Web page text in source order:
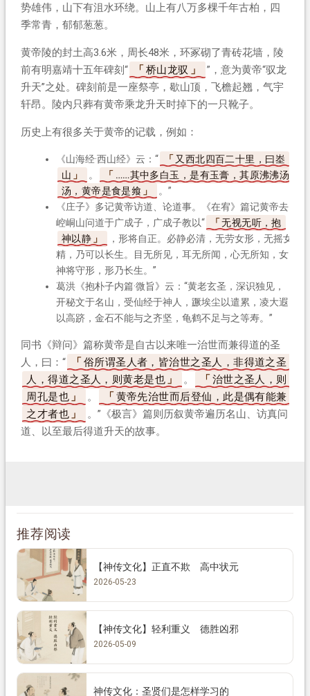
势雄伟，山下有沮水环绕。山上有八万多棵千年古柏，四
季常青，郁郁葱葱。
黄帝陵的封土高3.6米，周长48米，环冢砌了青砖花墙，陵
前有明嘉靖十五年碑刻“
桥山龙驭
”，意为黄帝“驭龙
升天”之处。碑刻前是一座祭亭，歇山顶，飞檐起翘，气宇
轩昂。陵内只葬有黄帝乘龙升天时掉下的一只靴子。
历史上有很多关于黄帝的记载，例如：
《山海经·西山经》云：“
又西北四百二十里，曰峚
山
。
……其中多白玉，是有玉膏，其原沸沸汤
汤，黄帝是食是飨
。”
《庄子》多记黄帝访道、论道事。《在宥》篇记黄帝去
崆峒山问道于广成子，广成子教以“
无视无听，抱
神以静
，形将自正。必静必清，无劳女形，无摇女
精，乃可以长生。目无所见，耳无所闻，心无所知，女
神将守形，形乃长生。”
葛洪《抱朴子内篇·微旨》云：“黄老玄圣，深识独见，
开秘文于名山，受仙经于神人，蹶埃尘以遣累，凌大遐
以高跻，金石不能与之齐坚，龟鹤不足与之等寿。”
同书《辩问》篇称黄帝是自古以来唯一治世而兼得道的圣
人，曰：“
俗所谓圣人者，皆治世之圣人，非得道之圣
人，得道之圣人，则黄老是也
。
治世之圣人，则
周孔是也
。
黄帝先治世而后登仙，此是偶有能兼
之才者也
。”《极言》篇则历叙黄帝遍历名山、访真问
道、以至最后得道升天的故事。
推荐阅读
【神传文化】正直不欺 高中状元
2026-05-23
【神传文化】轻利重义 德胜凶邪
2026-05-09
神传文化：圣贤们是怎样学习的